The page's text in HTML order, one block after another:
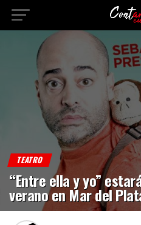
TEATRO
“Entre ella y yo”
verano en Mar del